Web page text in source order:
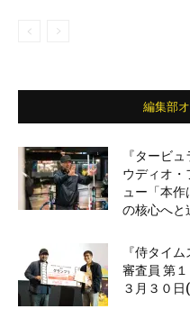
編集部
『タービ
ウディオ・
ュー「本
の核心へと
『侍タイ
審査員 第
３月３０